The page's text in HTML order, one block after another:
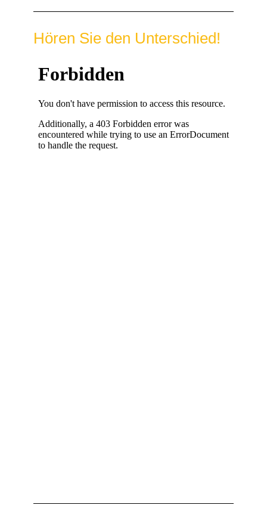
Hören Sie den Unterschied!